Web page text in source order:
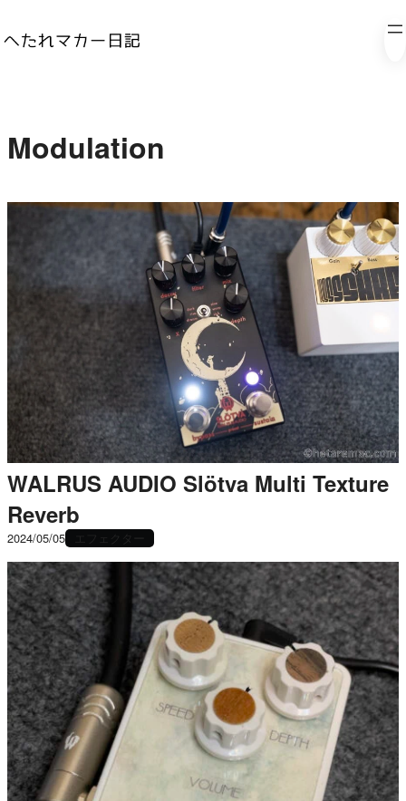
容
を
キ
プ
Modulation
WALRUS AUDIO Slötva Multi Texture
Reverb
2024/05/05 エフェクター